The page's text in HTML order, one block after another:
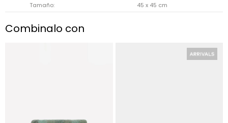
Tamaño
45 x 45 cm
Combinalo con